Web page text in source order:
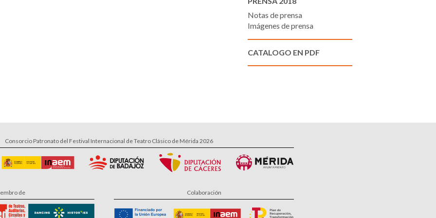
Notas de prensa
Imágenes de prensa
CATALOGO EN PDF
Consorcio Patronato del Festival Internacional de Teatro Clásico de Mérida 2026
de Colaboración